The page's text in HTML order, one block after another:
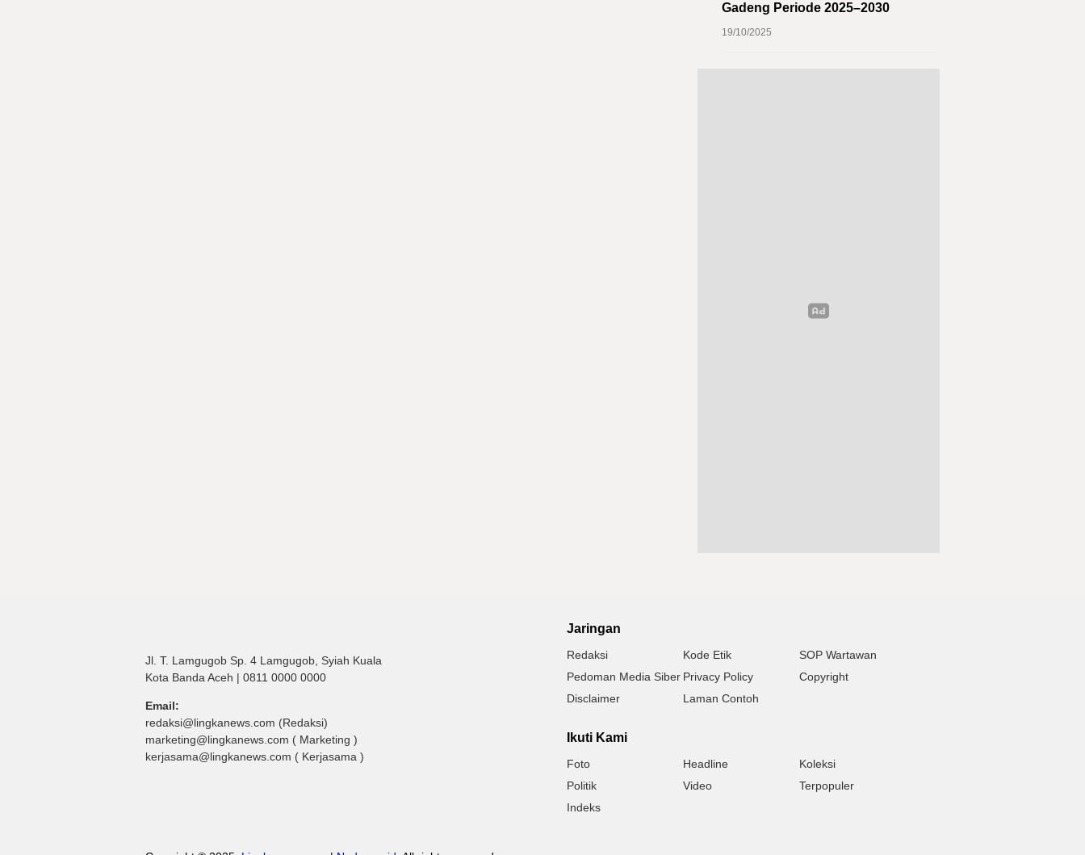
Gadeng Periode 2025–2030
19/10/2025
Jl. T. Lamgugob Sp. 4 Lamgugob, Syiah Kuala
Kota Banda Aceh | 0811 0000 0000
Email:
redaksi@lingkanews.com (Redaksi)
marketing@lingkanews.com ( Marketing )
kerjasama@lingkanews.com ( Kerjasama )
Jaringan
Redaksi Kode Etik
SOP Wartawan
Pedoman Media Siber Privacy Policy
Copyright
Disclaimer
Laman Contoh
Ikuti Kami
Foto Headline
Koleksi
Politik
Video
Terpopuler
Indeks